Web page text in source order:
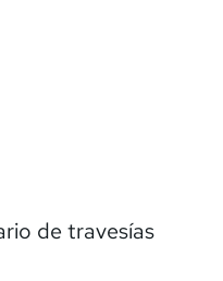
de travesías